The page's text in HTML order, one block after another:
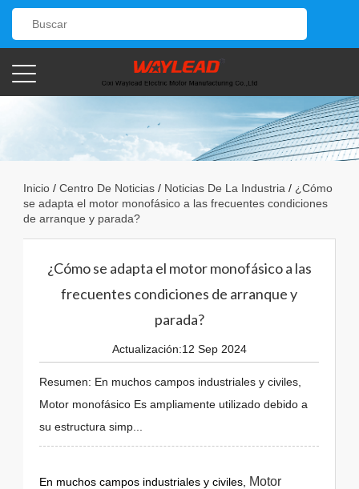
Inicio / Centro De Noticias / Noticias De La Industria / ¿Cómo
se adapta el motor monofásico a las frecuentes condiciones
de arranque y parada?
¿Cómo se adapta el motor monofásico a las
frecuentes condiciones de arranque y
parada?
Actualización:12 Sep 2024
Resumen: En muchos campos industriales y civiles,
Motor monofásico Es ampliamente utilizado debido a
su estructura simp...
En muchos campos industriales y civiles,
Motor